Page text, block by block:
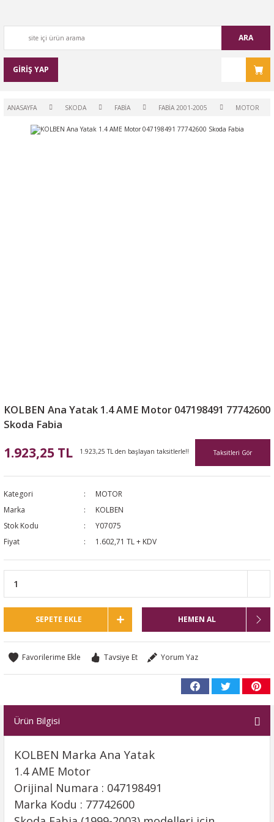
ARA
GİRİŞ YAP
ANASAYFA SKODA FABİA FABİA 2001-2005 MOTOR
KOLBEN Ana Yatak 1.4 AME Motor 047198491 77742600
Skoda Fabia
1.923,25 TL 1.923,25 TL den başlayan taksitlerle!! Taksitleri Gör
Kategori
MOTOR
Marka
KOLBEN
Stok Kodu
Y07075
Fiyat
1.602,71 TL + KDV
SEPETE EKLE HEMEN AL
Tavsiye Et Yorum Yaz
Ürün Bilgisi
KOLBEN Marka Ana Yatak
1.4 AME Motor
Orijinal Numara : 047198491
Marka Kodu : 77742600